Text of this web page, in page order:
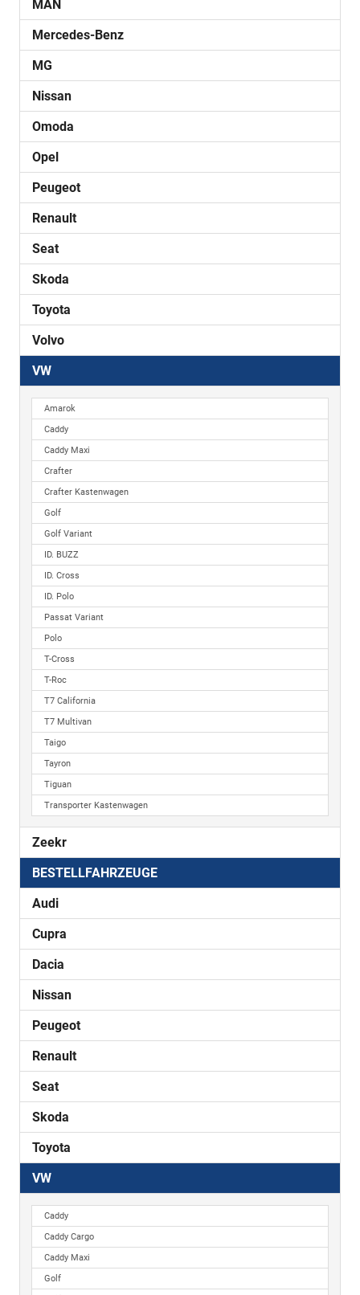
MAN
Mercedes-Benz
MG
Nissan
Omoda
Opel
Peugeot
Renault
Seat
Skoda
Toyota
Volvo
VW
Amarok
Caddy
Caddy Maxi
Crafter
Crafter Kastenwagen
Golf
Golf Variant
ID. BUZZ
ID. Cross
ID. Polo
Passat Variant
Polo
T-Cross
T-Roc
T7 California
T7 Multivan
Taigo
Tayron
Tiguan
Transporter Kastenwagen
Zeekr
BESTELLFAHRZEUGE
Audi
Cupra
Dacia
Nissan
Peugeot
Renault
Seat
Skoda
Toyota
VW
Caddy
Caddy Cargo
Caddy Maxi
Golf